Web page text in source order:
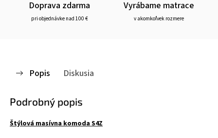
Doprava zdarma
pri objednávke nad 100 €
Vyrábame matrace
v akomkoľvek rozmere
Popis Diskusia
Podrobný popis
Štýlová masívna komoda S4Z